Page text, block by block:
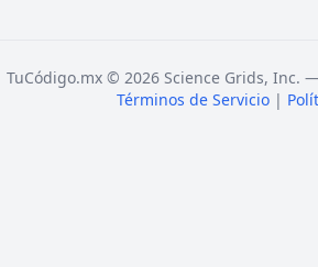
TuCódigo.mx © 2026 Science Grids, Inc.
Términos de Servicio |